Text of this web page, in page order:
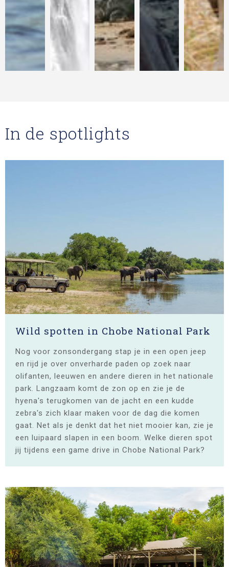
In de spotlights
Wild spotten in Chobe National Park
Nog voor zonsondergang stap je in een open jeep
en rijd je over onverharde paden op zoek naar
olifanten, leeuwen en andere dieren in het nationale
park. Langzaam komt de zon op en zie je de
hyena's terugkomen van de jacht en een kudde
zebra's zich klaar maken voor de dag die komen
gaat. Net als je denkt dat het niet mooier kan, zie je
een luipaard slapen in een boom. Welke dieren spot
jij tijdens een game drive in Chobe National Park?